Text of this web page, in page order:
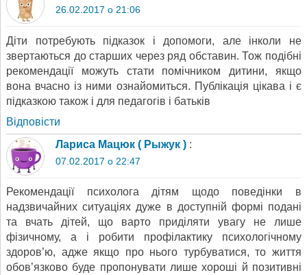
26.02.2017 о 21:06
Діти потребують підказок і допомоги, але інколи не
звертаються до старших через ряд обставин. Тож подібні
рекомендації можуть стати помічником дитини, якщо
вона вчасно із ними ознайомиться. Публікація цікава і є
підказкою також і для педагогів і батьків
Відповіcти
Лариса Мацюк ( Рыжук ) :
07.02.2017 о 22:47
Рекомендації психолога дітям щодо поведінки в
надзвичайних ситуаціях дуже в доступній формі подані
та вчать дітей, що варто приділяти увагу не лише
фізичному, а і робити профілактику психологічному
здоров’ю, адже якщо про нього турбуватися, то життя
обов’язково буде пропонувати лише хороші й позитивні